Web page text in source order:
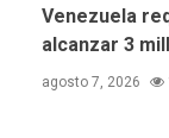
Venezuela
alcanzar 3
agosto 7, 2026